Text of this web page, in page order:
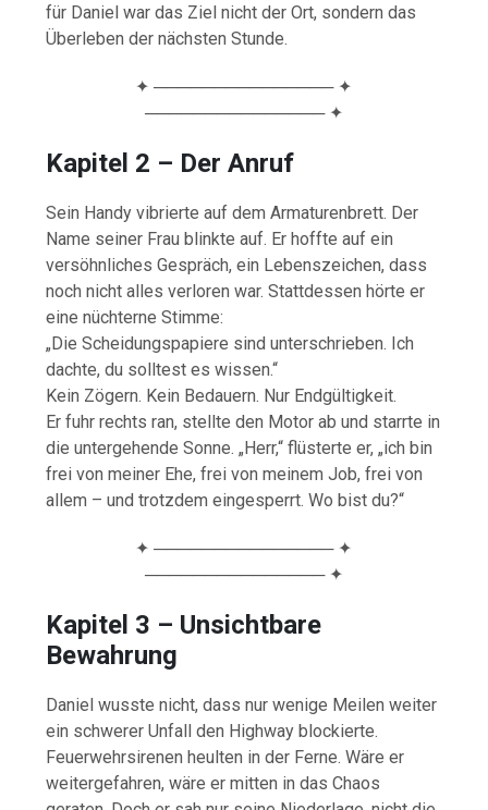
für Daniel war das Ziel nicht der Ort, sondern das
Überleben der nächsten Stunde.
✦ ─────────────── ✦
─────────────── ✦
Kapitel 2 – Der Anruf
Sein Handy vibrierte auf dem Armaturenbrett. Der
Name seiner Frau blinkte auf. Er hoffte auf ein
versöhnliches Gespräch, ein Lebenszeichen, dass
noch nicht alles verloren war. Stattdessen hörte er
eine nüchterne Stimme:
„Die Scheidungspapiere sind unterschrieben. Ich
dachte, du solltest es wissen.“
Kein Zögern. Kein Bedauern. Nur Endgültigkeit.
Er fuhr rechts ran, stellte den Motor ab und starrte in
die untergehende Sonne. „Herr,“ flüsterte er, „ich bin
frei von meiner Ehe, frei von meinem Job, frei von
allem – und trotzdem eingesperrt. Wo bist du?“
✦ ─────────────── ✦
─────────────── ✦
Kapitel 3 – Unsichtbare
Bewahrung
Daniel wusste nicht, dass nur wenige Meilen weiter
ein schwerer Unfall den Highway blockierte.
Feuerwehrsirenen heulten in der Ferne. Wäre er
weitergefahren, wäre er mitten in das Chaos